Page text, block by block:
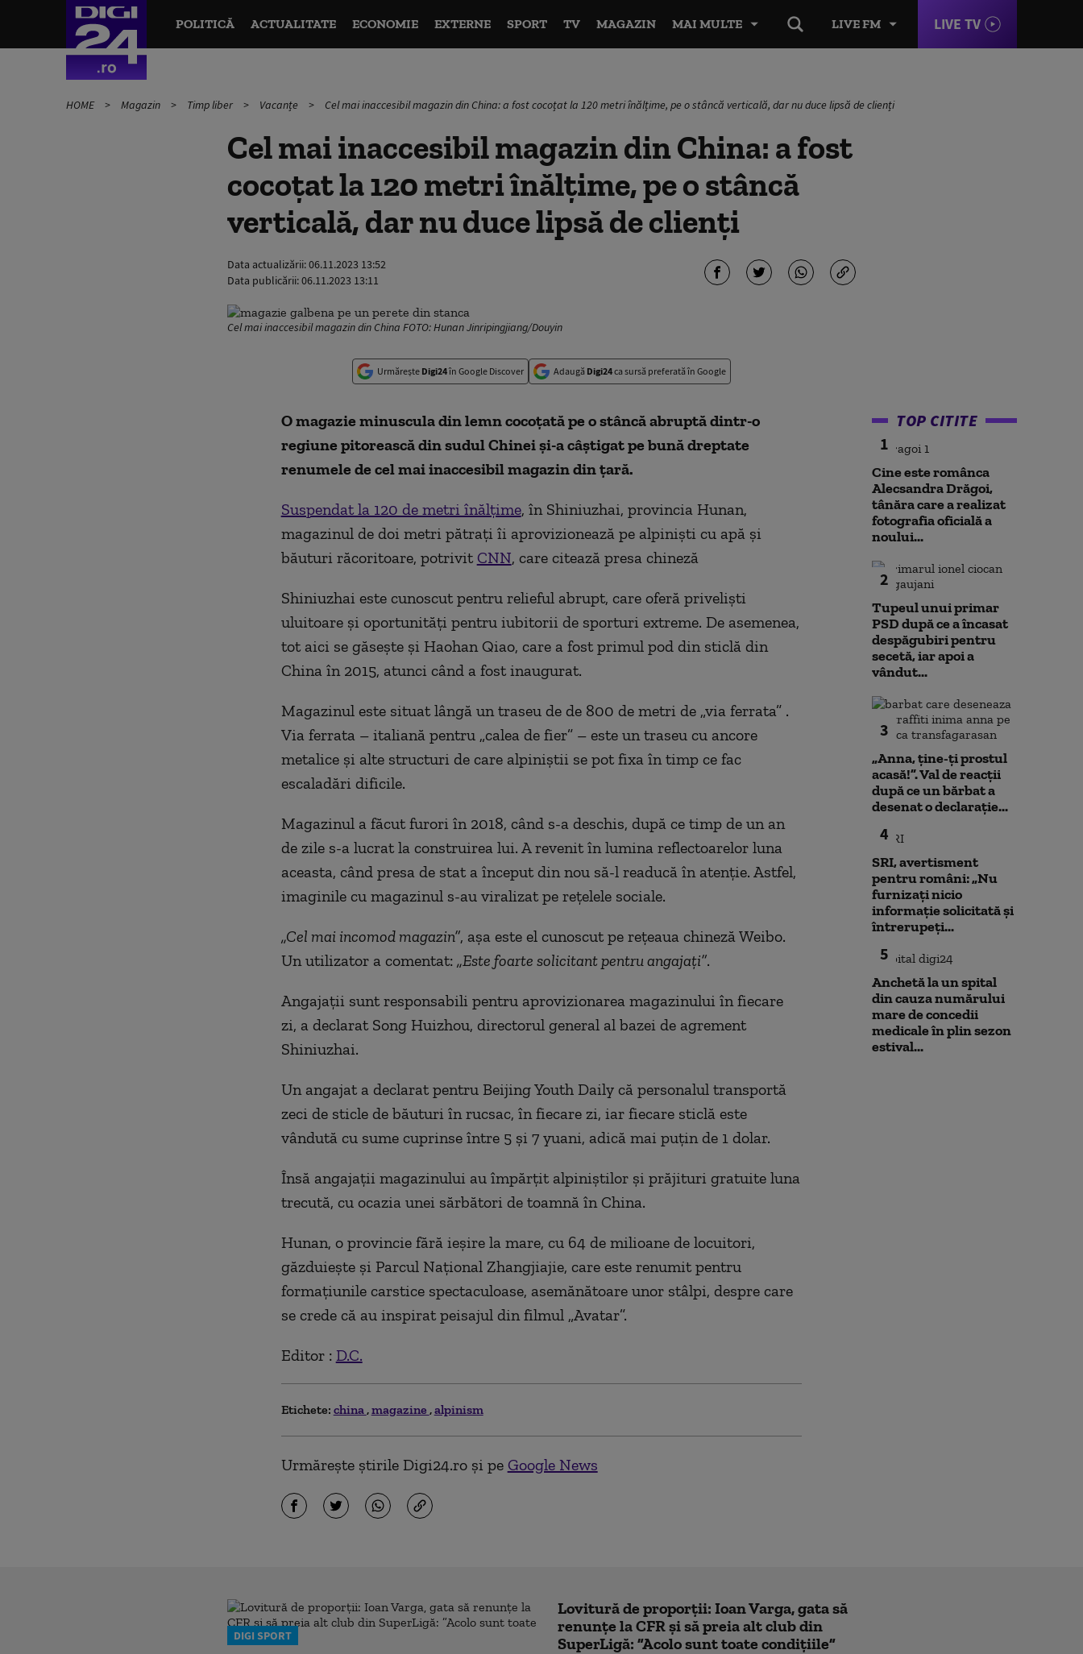
LIVE FM LIVE TV
POLITICĂ ACTUALITATE ECONOMIE EXTERNE SPORT TV MAGAZIN MAI MULTE
HOME Magazin Timp liber Vacanțe Cel mai inaccesibil magazin din China: a fost cocoțat la 120 metri înălțime, pe o stâncă verticală, dar nu duce lipsă de clienți
Cel mai inaccesibil magazin din China: a fost
cocoțat la 120 metri înălțime, pe o stâncă
verticală, dar nu duce lipsă de clienți
Data actualizării:06.11.2023 13:52
Data publicării:06.11.2023 13:11
Cel mai inaccesibil magazin din China FOTO: Hunan Jinripingjiang/Douyin
Urmărește Digi24în Google Discover Adaugă Digi24ca sursă preferată în Google
O magazie minuscula din lemn cocoțată pe o stâncă abruptă dintr-o
regiune pitorească din sudul Chinei și-a câștigat pe bună dreptate
renumele de cel mai inaccesibil magazin din țară.
Suspendat la 120 de metri înălțime, în Shiniuzhai, provincia Hunan,
magazinul de doi metri pătrați îi aprovizionează pe alpiniști cu apă și
băuturi răcoritoare, potrivit CNN, care citează presa chineză
Shiniuzhai este cunoscut pentru relieful abrupt, care oferă priveliști
uluitoare și oportunități pentru iubitorii de sporturi extreme. De asemenea,
tot aici se găsește și Haohan Qiao, care a fost primul pod din sticlă din
China în 2015, atunci când a fost inaugurat.
Magazinul este situat lângă un traseu de de 800 de metri de „via ferrata” .
Via ferrata – italiană pentru „calea de fier” – este un traseu cu ancore
metalice și alte structuri de care alpiniștii se pot fixa în timp ce fac
escaladări dificile.
Magazinul a făcut furori în 2018, când s-a deschis, după ce timp de un an
de zile s-a lucrat la construirea lui. A revenit în lumina reflectoarelor luna
aceasta, când presa de stat a început din nou să-l readucă în atenție. Astfel,
imaginile cu magazinul s-au viralizat pe rețelele sociale.
„Cel mai incomod magazin”, așa este el cunoscut pe rețeaua chineză Weibo.
Un utilizator a comentat: „Este foarte solicitant pentru angajați”.
Angajații sunt responsabili pentru aprovizionarea magazinului în fiecare
zi, a declarat Song Huizhou, directorul general al bazei de agrement
Shiniuzhai.
Un angajat a declarat pentru Beijing Youth Daily că personalul transportă
zeci de sticle de băuturi în rucsac, în fiecare zi, iar fiecare sticlă este
vândută cu sume cuprinse între 5 și 7 yuani, adică mai puțin de 1 dolar.
Însă angajații magazinului au împărțit alpiniștilor și prăjituri gratuite luna
trecută, cu ocazia unei sărbători de toamnă în China.
Hunan, o provincie fără ieșire la mare, cu 64 de milioane de locuitori,
găzduiește și Parcul Național Zhangjiajie, care este renumit pentru
formațiunile carstice spectaculoase, asemănătoare unor stâlpi, despre care
se crede că au inspirat peisajul din filmul „Avatar”.
Editor : D.C.
Etichete: china magazine alpinism
Urmărește știrile Digi24.ro și pe Google News
TOP CITITE
1
Cine este românca
Alecsandra Drăgoi,
tânăra care a realizat
fotografia oficială a
noului...
2
Tupeul unui primar
PSD după ce a încasat
despăgubiri pentru
secetă, iar apoi a
vândut...
3
„Anna, ţine-ţi prostul
acasă!”. Val de reacții
după ce un bărbat a
desenat o declarație...
4
SRI, avertisment
pentru români: „Nu
furnizați nicio
informație solicitată și
întrerupeți...
5
Anchetă la un spital
din cauza numărului
mare de concedii
medicale în plin sezon
estival...
DIGI SPORT
Lovitură de proporții: Ioan Varga, gata să
renunțe la CFR și să preia alt club din
SuperLigă: ”Acolo sunt toate condițiile”